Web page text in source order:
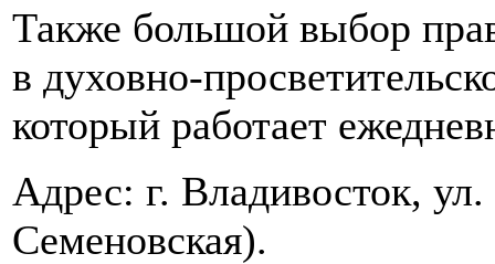
Также большой выбор
в духовно-
который работает
Адрес: г. Владивосток,
Семеновская).